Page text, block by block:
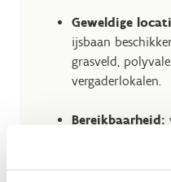
Geweldige
ijsbaan
grasveld,
vergaderlokalen.
Bereikbaarheid:
Hasselt centrum